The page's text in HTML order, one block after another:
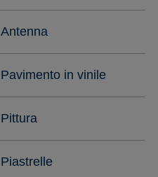
Antenna
Pavimento in vinile
Pittura
Piastrelle